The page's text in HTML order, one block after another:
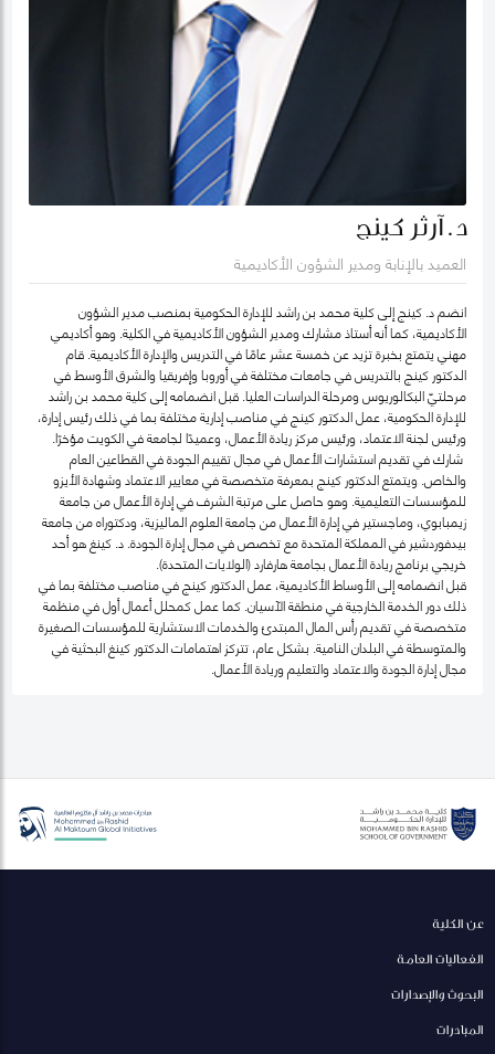
د. آرثر كينج
العميد بالإنابة ومدير الشؤون الأكاديمية
انضم د. كينج إلى كلية محمد بن راشد للإدارة الحكومية بمنصب مدير الشؤون
الأكاديمية، كما أنه أستاذ مشارك ومدير الشؤون الأكاديمية في الكلية. وهو أكاديمي
مهني يتمتع بخبرة تزيد عن خمسة عشر عامًا في التدريس والإدارة الأكاديمية. قام
الدكتور كينج بالتدريس في جامعات مختلفة في أوروبا وإفريقيا والشرق الأوسط في
مرحلتيّ البكالوريوس ومرحلة الدراسات العليا. قبل انضمامه إلى كلية محمد بن راشد
للإدارة الحكومية، عمل الدكتور كينج في مناصب إدارية مختلفة بما في ذلك رئيس إدارة،
ورئيس لجنة الاعتماد، ورئيس مركز ريادة الأعمال، وعميدًا لجامعة في الكويت مؤخرًا.
شارك في تقديم استشارات الأعمال في مجال تقييم الجودة في القطاعين العام
والخاص. ويتمتع الدكتور كينج بمعرفة متخصصة في معايير الاعتماد وشهادة الأيزو
للمؤسسات التعليمية. وهو حاصل على مرتبة الشرف في إدارة الأعمال من جامعة
زيمبابوي، وماجستير في إدارة الأعمال من جامعة العلوم الماليزية، ودكتوراه من جامعة
بيدفوردشير في المملكة المتحدة مع تخصص في مجال إدارة الجودة. د. كينغ هو أحد
خريجي برنامج ريادة الأعمال بجامعة هارفارد (الولايات المتحدة).
قبل انضمامه إلى الأوساط الأكاديمية، عمل الدكتور كينج في مناصب مختلفة بما في
ذلك دور الخدمة الخارجية في منطقة الآسيان. كما عمل كمحلل أعمال أول في منظمة
متخصصة في تقديم رأس المال المبتدئ والخدمات الاستشارية للمؤسسات الصغيرة
والمتوسطة في البلدان النامية. بشكل عام، تتركز اهتمامات الدكتور كينغ البحثية في
مجال إدارة الجودة والاعتماد والتعليم وريادة الأعمال.
عن الكلية
الفعاليات العامة
البحوث والإصدارات
المبادرات